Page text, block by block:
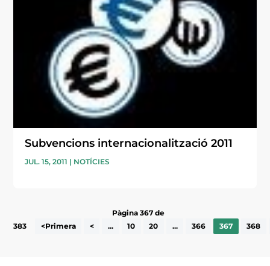
Subvencions internacionalització 2011
JUL. 15, 2011 | NOTÍCIES
Pàgina 367 de
383
<Primera < ... 10 20 ... 366 367 368